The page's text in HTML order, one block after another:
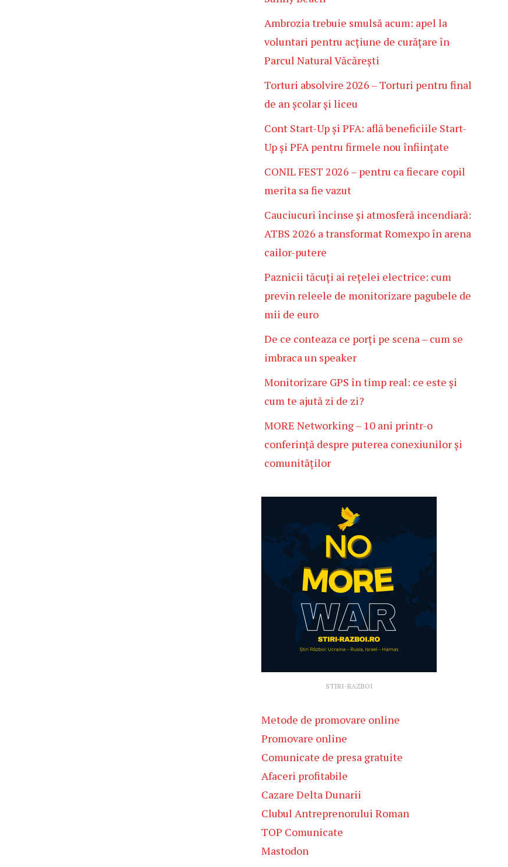
Ambrozia trebuie smulsă acum: apel la
voluntari pentru acțiune de curățare în
Parcul Natural Văcărești
Torturi absolvire 2026 – Torturi pentru final
de an școlar și liceu
Cont Start-Up și PFA: află beneficiile Start-
Up și PFA pentru firmele nou înființate
CONIL FEST 2026 – pentru ca fiecare copil
merita sa fie vazut
Cauciucuri încinse și atmosferă incendiară:
ATBS 2026 a transformat Romexpo în arena
cailor-putere
Paznicii tăcuți ai rețelei electrice: cum
previn releele de monitorizare pagubele de
mii de euro
De ce conteaza ce porți pe scena – cum se
imbraca un speaker
Monitorizare GPS în timp real: ce este și
cum te ajută zi de zi?
MORE Networking – 10 ani printr-o
conferință despre puterea conexiunilor și
comunităților
STIRI-RAZBOI
Metode de promovare online
Promovare online
Comunicate de presa gratuite
Afaceri profitabile
Cazare Delta Dunarii
Clubul Antreprenorului Roman
TOP Comunicate
Mastodon